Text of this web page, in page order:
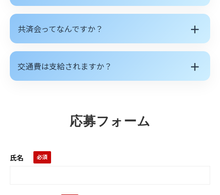
共済会ってなんですか？ ＋
交通費は支給されますか？ ＋
応募フォーム
氏名